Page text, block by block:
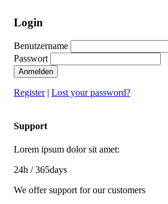
Login
Benutzername
Passwort
Anmelden
Register| Lost your password?
Support
Lorem ipsum dolor sit amet:
24h / 365days
We offer support for our customers